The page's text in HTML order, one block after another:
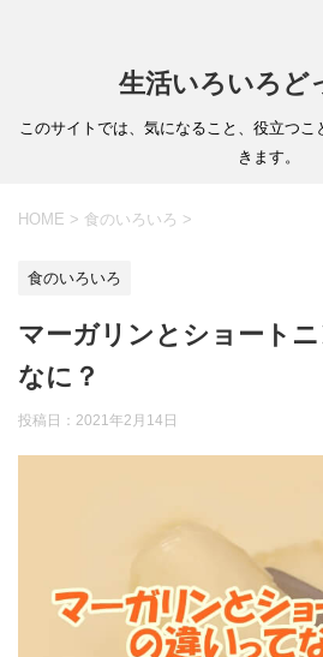
生活いろいろど
このサイトでは、気になること、役立つ
きます。
HOME > 食のいろいろ >
食のいろいろ
マーガリンとショート
なに？
投稿日： 2021年2月14日